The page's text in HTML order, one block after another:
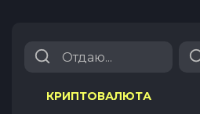
КРИПТОВАЛЮТА